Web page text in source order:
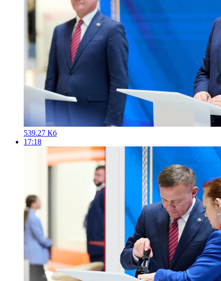
539.27 Кб
17:18